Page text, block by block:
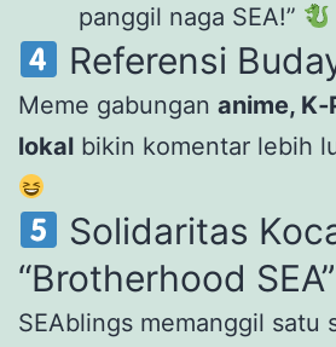
panggil naga SEA!”
Referensi
Meme gabungan anime,
lokal bikin komentar lebih
Solidaritas
“Brotherhood SEA”
SEAblings memanggil satu